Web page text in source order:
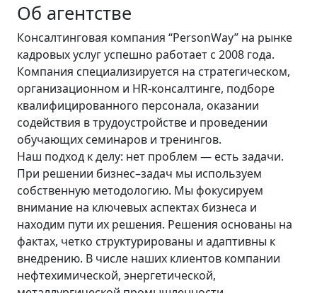
Об агентстве
Консалтинговая компания “PersonWay” на рынке
кадровых услуг успешно работает с 2008 года.
Компания специализируется на стратегическом,
организационном и HR-консалтинге, подборе
квалифицированного персонала, оказании
содействия в трудоустройстве и проведении
обучающих семинаров и тренингов.
Наш подход к делу: нет проблем — есть задачи.
При решении бизнес–задач мы используем
собственную методологию. Мы фокусируем
внимание на ключевых аспектах бизнеса и
находим пути их решения. Решения основаны на
фактах, четко структурированы и адаптивны к
внедрению. В числе наших клиентов компании
нефтехимической, энергетической,